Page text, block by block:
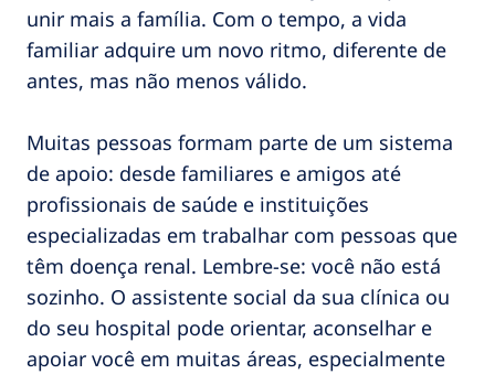
unir mais a família. Com o tempo, a vida
familiar adquire um novo ritmo, diferente de
antes, mas não menos válido.
Muitas pessoas formam parte de um sistema
de apoio: desde familiares e amigos até
profissionais de saúde e instituições
especializadas em trabalhar com pessoas que
têm doença renal. Lembre-se: você não está
sozinho. O assistente social da sua clínica ou
do seu hospital pode orientar, aconselhar e
apoiar você em muitas áreas, especialmente